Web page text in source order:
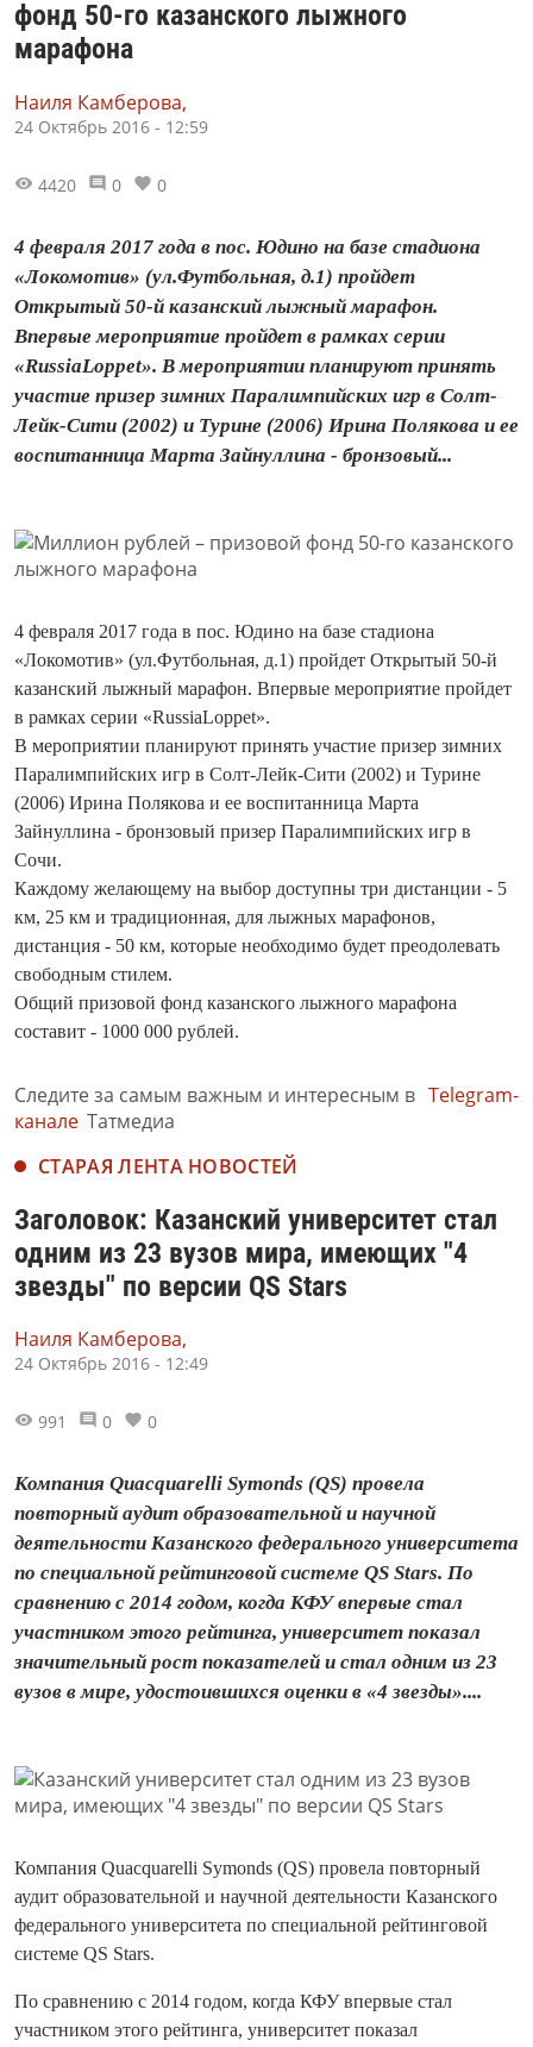
фонд 50-го казанского лыжного
марафона
Наиля Камберова,
24 Октябрь 2016 - 12:59
4420 0 0
4 февраля 2017 года в пос. Юдино на базе стадиона
«Локомотив» (ул.Футбольная, д.1) пройдет
Открытый 50-й казанский лыжный марафон.
Впервые мероприятие пройдет в рамках серии
«RussiaLoppet». В мероприятии планируют принять
участие призер зимних Паралимпийских игр в Солт-
Лейк-Сити (2002) и Турине (2006) Ирина Полякова и ее
воспитанница Марта Зайнуллина - бронзовый...
4 февраля 2017 года в пос. Юдино на базе стадиона
«Локомотив» (ул.Футбольная, д.1) пройдет Открытый 50-й
казанский лыжный марафон. Впервые мероприятие пройдет
в рамках серии «RussiaLoppet».
В мероприятии планируют принять участие призер зимних
Паралимпийских игр в Солт-Лейк-Сити (2002) и Турине
(2006) Ирина Полякова и ее воспитанница Марта
Зайнуллина - бронзовый призер Паралимпийских игр в
Сочи.
Каждому желающему на выбор доступны три дистанции - 5
км, 25 км и традиционная, для лыжных марафонов,
дистанция - 50 км, которые необходимо будет преодолевать
свободным стилем.
Общий призовой фонд казанского лыжного марафона
составит - 1000 000 рублей.
Следите за самым важным и интересным в Telegram-
канале Татмедиа
СТАРАЯ ЛЕНТА НОВОСТЕЙ
Заголовок: Казанский университет стал
одним из 23 вузов мира, имеющих "4
звезды" по версии QS Stars
Наиля Камберова,
24 Октябрь 2016 - 12:49
991 0 0
Компания Quacquarelli Symonds (QS) провела
повторный аудит образовательной и научной
деятельности Казанского федерального университета
по специальной рейтинговой системе QS Stars. По
сравнению с 2014 годом, когда КФУ впервые стал
участником этого рейтинга, университет показал
значительный рост показателей и стал одним из 23
вузов в мире, удостоившихся оценки в «4 звезды»....
Компания Quacquarelli Symonds (QS) провела повторный
аудит образовательной и научной деятельности Казанского
федерального университета по специальной рейтинговой
системе QS Stars.
По сравнению с 2014 годом, когда КФУ впервые стал
участником этого рейтинга, университет показал